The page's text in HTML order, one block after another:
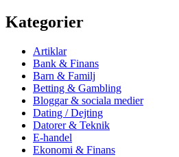
Kategorier
Artiklar
Bank & Finans
Barn & Familj
Betting & Gambling
Bloggar & sociala medier
Dating / Dejting
Datorer & Teknik
E-handel
Ekonomi & Finans